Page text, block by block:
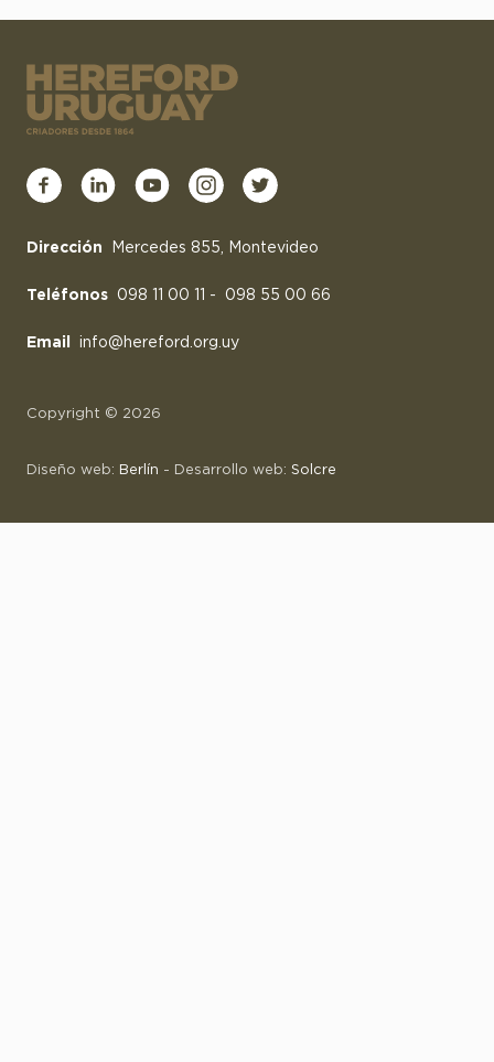
Dirección Mercedes 855, Montevideo
Teléfonos 098 11 00 11 - 098 55 00 66
Email info@hereford.org.uy
Copyright © 2026
Diseño web: Berlín - Desarrollo web: Solcre